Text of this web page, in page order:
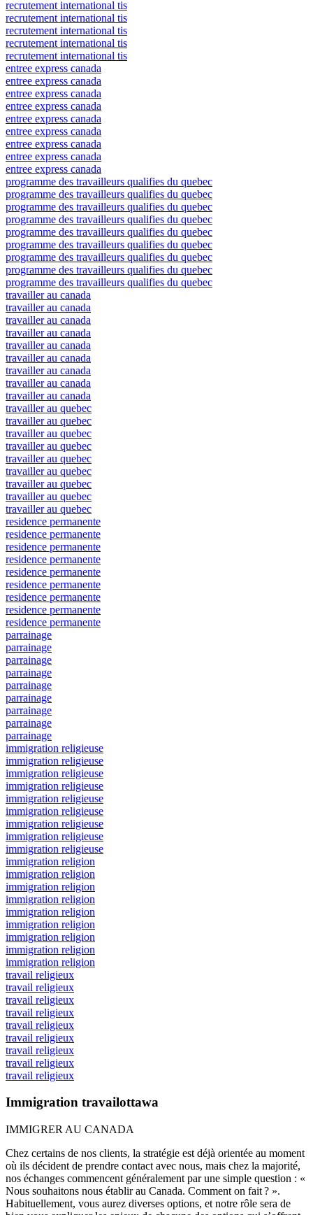
recrutement international tis
recrutement international tis
recrutement international tis
recrutement international tis
recrutement international tis
entree express canada
entree express canada
entree express canada
entree express canada
entree express canada
entree express canada
entree express canada
entree express canada
entree express canada
programme des travailleurs qualifies du quebec
programme des travailleurs qualifies du quebec
programme des travailleurs qualifies du quebec
programme des travailleurs qualifies du quebec
programme des travailleurs qualifies du quebec
programme des travailleurs qualifies du quebec
programme des travailleurs qualifies du quebec
programme des travailleurs qualifies du quebec
programme des travailleurs qualifies du quebec
travailler au canada
travailler au canada
travailler au canada
travailler au canada
travailler au canada
travailler au canada
travailler au canada
travailler au canada
travailler au canada
travailler au quebec
travailler au quebec
travailler au quebec
travailler au quebec
travailler au quebec
travailler au quebec
travailler au quebec
travailler au quebec
travailler au quebec
residence permanente
residence permanente
residence permanente
residence permanente
residence permanente
residence permanente
residence permanente
residence permanente
residence permanente
parrainage
parrainage
parrainage
parrainage
parrainage
parrainage
parrainage
parrainage
parrainage
immigration religieuse
immigration religieuse
immigration religieuse
immigration religieuse
immigration religieuse
immigration religieuse
immigration religieuse
immigration religieuse
immigration religieuse
immigration religion
immigration religion
immigration religion
immigration religion
immigration religion
immigration religion
immigration religion
immigration religion
immigration religion
travail religieux
travail religieux
travail religieux
travail religieux
travail religieux
travail religieux
travail religieux
travail religieux
travail religieux
Immigration travailottawa
IMMIGRER AU CANADA
Chez certains de nos clients, la stratégie est déjà orientée au moment
où ils décident de prendre contact avec nous, mais chez la majorité,
nos échanges commencent généralement par une simple question : «
Nous souhaitons nous établir au Canada. Comment on fait ? ».
Habituellement, vous aurez diverses options, et notre rôle sera de